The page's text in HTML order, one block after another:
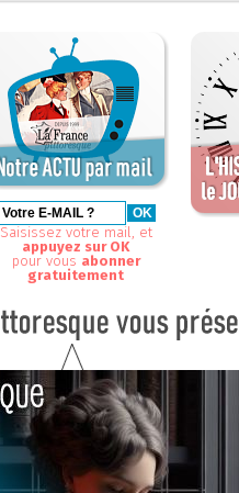
Saisissez votre mail, et
appuyez sur OK
pour vous abonner
gratuitement